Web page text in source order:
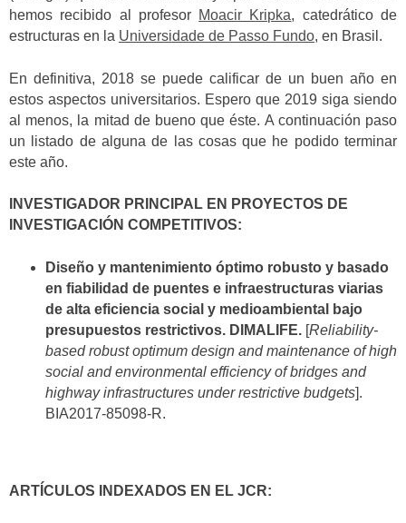
hemos recibido al profesor Moacir Kripka, catedrático de
estructuras en la Universidade de Passo Fundo, en Brasil.
En definitiva, 2018 se puede calificar de un buen año en
estos aspectos universitarios. Espero que 2019 siga siendo
al menos, la mitad de bueno que éste. A continuación paso
un listado de alguna de las cosas que he podido terminar
este año.
INVESTIGADOR PRINCIPAL EN PROYECTOS DE
INVESTIGACIÓN COMPETITIVOS:
Diseño y mantenimiento óptimo robusto y basado
en fiabilidad de puentes e infraestructuras viarias
de alta eficiencia social y medioambiental bajo
presupuestos restrictivos. DIMALIFE. [Reliability-
based robust optimum design and maintenance of high
social and environmental efficiency of bridges and
highway infrastructures under restrictive budgets].
BIA2017-85098-R.
ARTÍCULOS INDEXADOS EN EL JCR: